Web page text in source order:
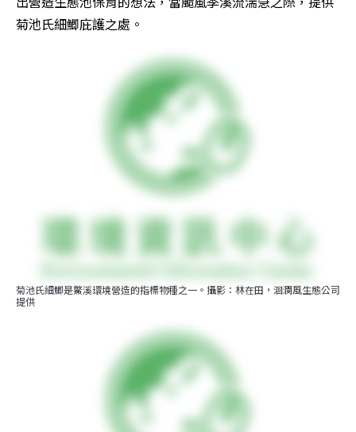
菊池氏細鯽庇護之處。
菊池氏細鯽是鱉溪環境營造的指標物種之一。攝影：林在田，洄瀾風生態公司
提供